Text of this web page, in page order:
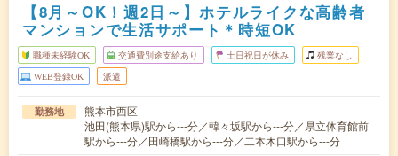
【8月～OK！週2日～】ホテルライクな高齢者
マンションで生活サポート＊時短OK
職種未経験OK 交通費別途支給あり 土日祝日が休み 残業なし
WEB登録OK 派遣
勤務地
熊本市西区
池田(熊本県)駅から---分／韓々坂駅から---分／県立体育館前
駅から---分／田崎橋駅から---分／二本木口駅から---分